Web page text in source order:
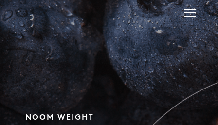
NOOM WEIGHT